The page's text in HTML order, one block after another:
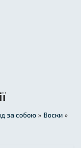
за собою » Воски »